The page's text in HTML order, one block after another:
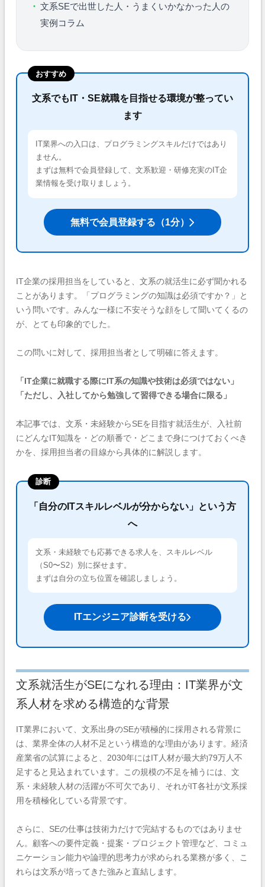
文系SEで出世した人・うまくいかなかった人の
実例コラム
おすすめ
文系でもIT・SE就職を目指せる環境が整ってい
ます
IT業界への入口は、プログラミングスキルだけではあり
ません。
まずは無料で会員登録して、文系歓迎・研修充実のIT企
業情報を受け取りましょう。
無料で会員登録する（1分）
IT企業の採用担当をしていると、文系の就活生に必ず聞かれる
ことがあります。「プログラミングの知識は必須ですか？」と
いう問いです。みんな一様に不安そうな顔をして聞いてくるの
が、とても印象的でした。
この問いに対して、採用担当者として明確に答えます。
「IT企業に就職する際にIT系の知識や技術は必須ではない」
「ただし、入社してから勉強して習得できる場合に限る」
本記事では、文系・未経験からSEを目指す就活生が、入社前
にどんなIT知識を・どの順番で・どこまで身につけておくべき
かを、採用担当者の目線から具体的に解説します。
診断
「自分のITスキルレベルが分からない」という方
へ
文系・未経験でも応募できる求人を、スキルレベル
（S0〜S2）別に探せます。
まずは自分の立ち位置を確認しましょう。
ITエンジニア診断を受ける
文系就活生がSEになれる理由：IT業界が文
系人材を求める構造的な背景
IT業界において、文系出身のSEが積極的に採用される背景に
は、業界全体の人材不足という構造的な理由があります。経済
産業省の試算によると、2030年にはIT人材が最大約79万人不
足すると見込まれています。この規模の不足を補うには、文
系・未経験人材の活躍が不可欠であり、それがIT各社が文系採
用を積極化している背景です。
さらに、SEの仕事は技術力だけで完結するものではありませ
ん。顧客への要件定義・提案・プロジェクト管理など、コミュ
ニケーション能力や論理的思考力が求められる業務が多く、こ
れらは文系が培ってきた強みと直結します。